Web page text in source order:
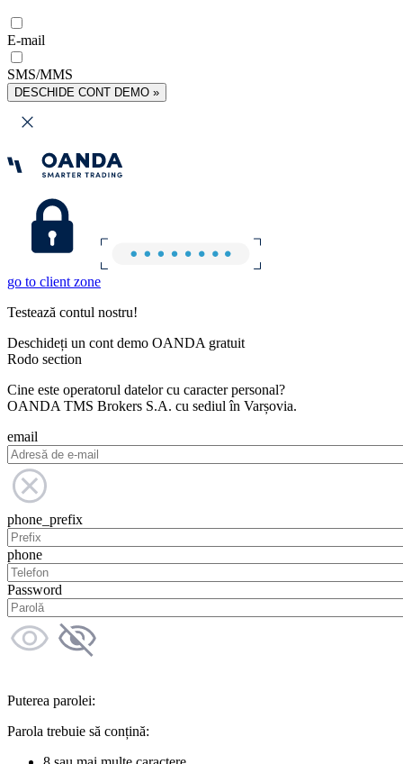
E-mail
SMS/MMS
DESCHIDE CONT DEMO »
go to client zone
Testează contul nostru!
Deschideți un cont demo OANDA gratuit
Rodo section
Cine este operatorul datelor cu caracter personal?
OANDA TMS Brokers S.A. cu sediul în Varșovia.
email
phone_prefix
phone
Password
Puterea parolei:
Parola trebuie să conțină: